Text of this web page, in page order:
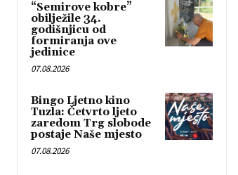
“Semirove kobre”
obilježile 34.
godišnjicu od
formiranja ove
jedinice
07.08.2026
Bingo Ljetno kino
Tuzla: Četvrto ljeto
zaredom Trg slobode
postaje Naše mjesto
07.08.2026